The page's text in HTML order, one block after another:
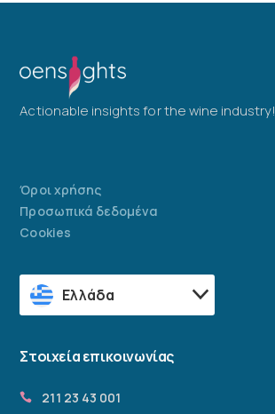
Actionable insights for the wine industry!
Όροι χρήσης
Προσωπικά δεδομένα
Cookies
Ελλάδα
Στοιχεία επικοινωνίας
211 23 43 001